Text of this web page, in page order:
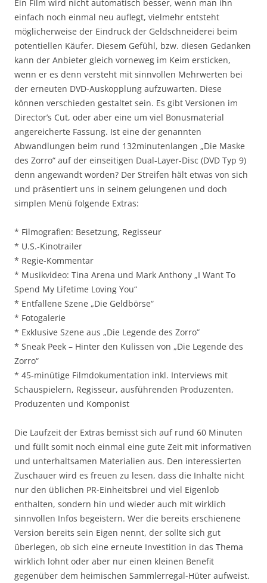
Ein Film wird nicht automatisch besser, wenn man ihn
einfach noch einmal neu auflegt, vielmehr entsteht
möglicherweise der Eindruck der Geldschneiderei beim
potentiellen Käufer. Diesem Gefühl, bzw. diesen Gedanken
kann der Anbieter gleich vorneweg im Keim ersticken,
wenn er es denn versteht mit sinnvollen Mehrwerten bei
der erneuten DVD-Auskopplung aufzuwarten. Diese
können verschieden gestaltet sein. Es gibt Versionen im
Director’s Cut, oder aber eine um viel Bonusmaterial
angereicherte Fassung. Ist eine der genannten
Abwandlungen beim rund 132minutenlangen „Die Maske
des Zorro“ auf der einseitigen Dual-Layer-Disc (DVD Typ 9)
denn angewandt worden? Der Streifen hält etwas von sich
und präsentiert uns in seinem gelungenen und doch
simplen Menü folgende Extras:
* Filmografien: Besetzung, Regisseur
* U.S.-Kinotrailer
* Regie-Kommentar
* Musikvideo: Tina Arena und Mark Anthony „I Want To
Spend My Lifetime Loving You“
* Entfallene Szene „Die Geldbörse“
* Fotogalerie
* Exklusive Szene aus „Die Legende des Zorro“
* Sneak Peek – Hinter den Kulissen von „Die Legende des
Zorro“
* 45-minütige Filmdokumentation inkl. Interviews mit
Schauspielern, Regisseur, ausführenden Produzenten,
Produzenten und Komponist
Die Laufzeit der Extras bemisst sich auf rund 60 Minuten
und füllt somit noch einmal eine gute Zeit mit informativen
und unterhaltsamen Materialien aus. Den interessierten
Zuschauer wird es freuen zu lesen, dass die Inhalte nicht
nur den üblichen PR-Einheitsbrei und viel Eigenlob
enthalten, sondern hin und wieder auch mit wirklich
sinnvollen Infos begeistern. Wer die bereits erschienene
Version bereits sein Eigen nennt, der sollte sich gut
überlegen, ob sich eine erneute Investition in das Thema
wirklich lohnt oder aber nur einen kleinen Benefit
gegenüber dem heimischen Sammlerregal-Hüter aufweist.